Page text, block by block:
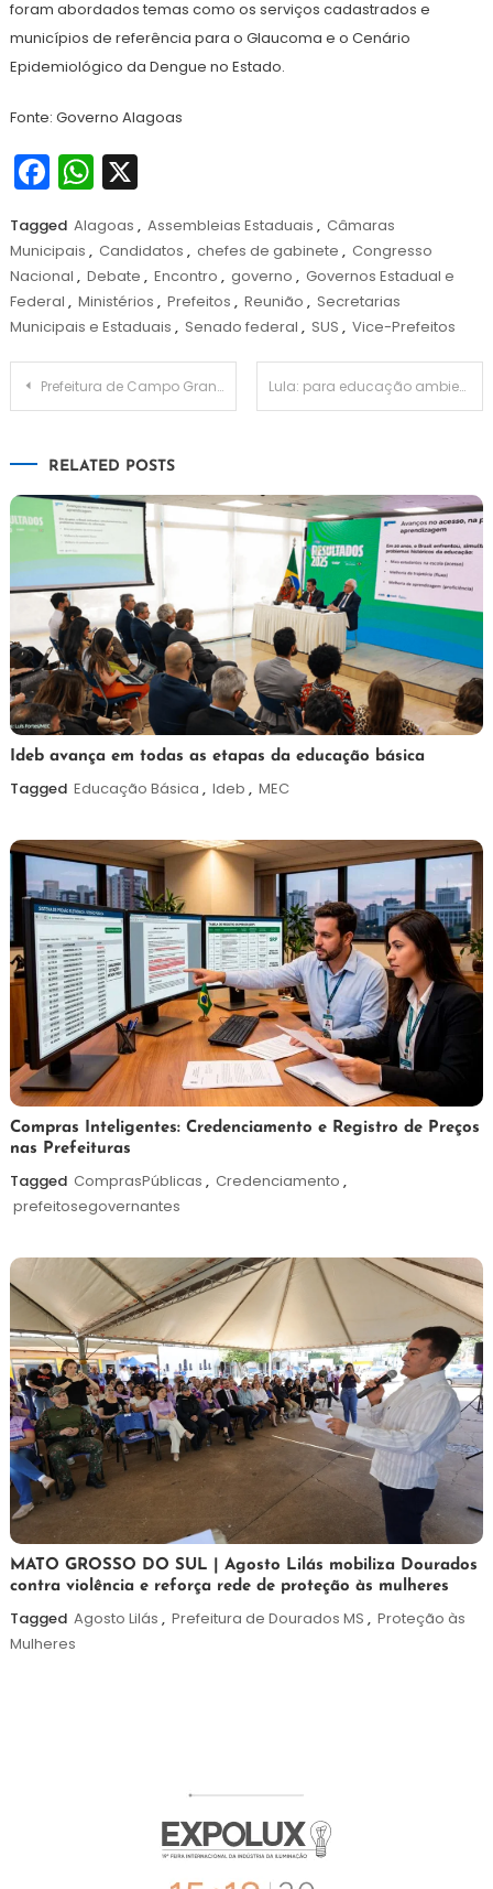
foram abordados temas como os serviços cadastrados e
municípios de referência para o Glaucoma e o Cenário
Epidemiológico da Dengue no Estado.
Fonte: Governo Alagoas
Facebook
WhatsApp
X
Tagged Alagoas , Assembleias Estaduais , Câmaras
Municipais , Candidatos , chefes de gabinete , Congresso
Nacional , Debate , Encontro , governo , Governos Estadual e
Federal , Ministérios , Prefeitos , Reunião , Secretarias
Municipais e Estaduais , Senado federal , SUS , Vice-Prefeitos
Navegação
Prefeitura de Campo Grande inicia licitações para home care e remédios; Para atender decisões da Justiça Lula: para educação ambiental é sancionada lei que insere mudança do clima e proteção à biodiversidade
RELATED POSTS
6
de
2026
Maurilio
Ideb avança em todas as etapas da educação básica
Tagged Educação Básica , Ideb , MEC
6
de
agosto
de
Redação
Compras Inteligentes: Credenciamento e Registro de Preços
nas Prefeituras
Tagged ComprasPúblicas , Credenciamento ,
prefeitosegovernantes
5
de
agosto
de
Maurilio
MATO GROSSO DO SUL | Agosto Lilás mobiliza Dourados
contra violência e reforça rede de proteção às mulheres
Tagged Agosto Lilás , Prefeitura de Dourados MS , Proteção às
Mulheres